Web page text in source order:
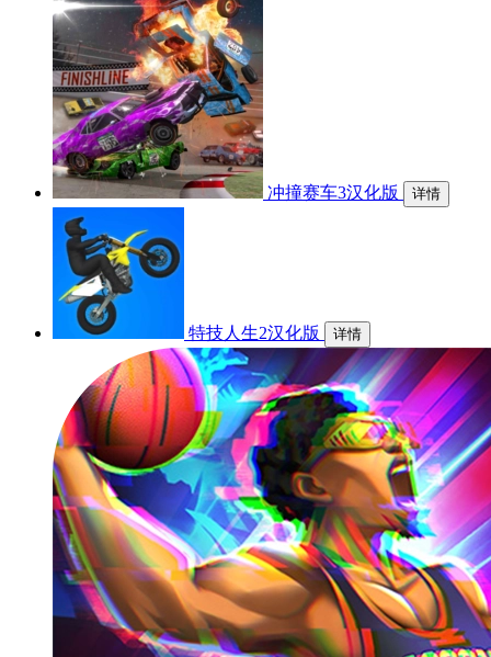
冲撞赛车3汉化版 详情
特技人生2汉化版 详情